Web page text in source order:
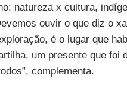
natureza x cultura,
ouvir o que diz o
é o lugar que
um presente que foi
complementa.